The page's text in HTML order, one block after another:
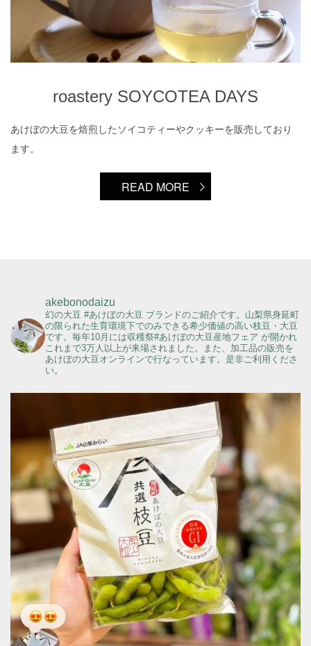
roastery SOYCOTEA DAYS
あけぼの大豆を焙煎したソイコティーやクッキーを販売しており
ます。
READ MORE
akebonodaizu
幻の大豆 #あけぼの大豆 ブランドのご紹介です。山梨県身延町
の限られた生育環境下でのみできる希少価値の高い枝豆・大豆
です。毎年10月には収穫祭#あけぼの大豆産地フェア が開かれ
これまで3万人以上が来場されました。また、加工品の販売を
あけぼの大豆オンラインで行なっています。是非ご利用くださ
い。